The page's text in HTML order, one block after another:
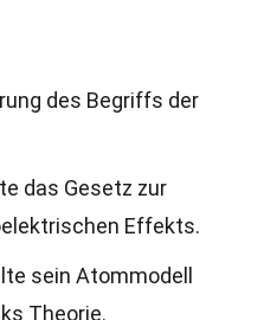
des Begriffs der
das Gesetz zur
Effekts.
sein Atommodell
Theorie.